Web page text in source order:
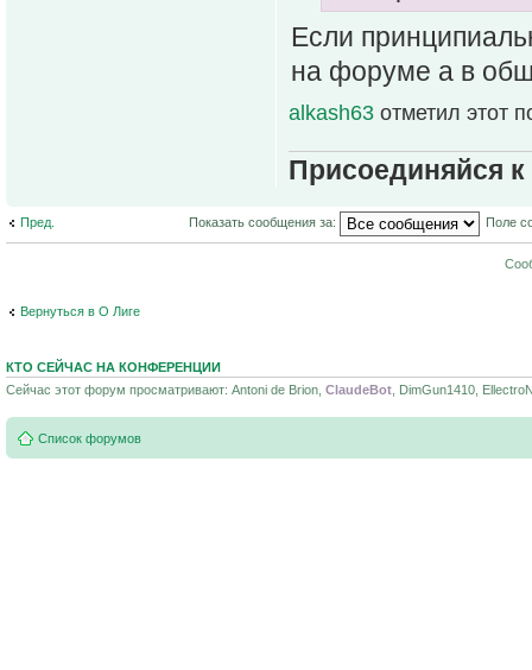
Если
на форуме а в
alkash63 отметил этот
Присоединяйся
Пред. Показать сообщения за: Поле
Вернуться в О Лиге
КТО СЕЙЧАС НА КОНФЕРЕНЦИИ
Сейчас этот форум просматривают: Antoni de Brion, ClaudeBot , DimGun1410,
Список форумов